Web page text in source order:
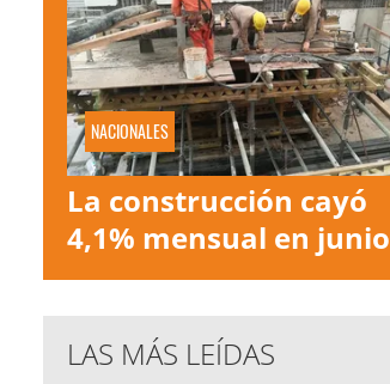
NACIONALES
La construcción cayó
4,1% mensual en junio
LAS MÁS LEÍDAS